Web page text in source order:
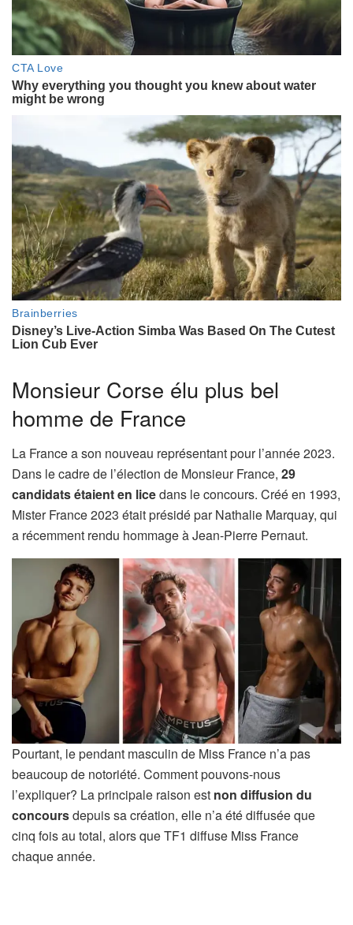
Monsieur Corse élu plus bel
homme de France
La France a son nouveau représentant pour l’année 2023.
Dans le cadre de l’élection de Monsieur France, 29
candidats étaient en licedans le concours. Créé en 1993,
Mister France 2023 était présidé par Nathalie Marquay, qui
a récemment rendu hommage à Jean-Pierre Pernaut.
Pourtant, le pendant masculin de Miss France n’a pas
beaucoup de notoriété. Comment pouvons-nous
l’expliquer? La principale raison est non diffusion du
concoursdepuis sa création, elle n’a été diffusée que
cinq fois au total, alors que TF1 diffuse Miss France
chaque année.